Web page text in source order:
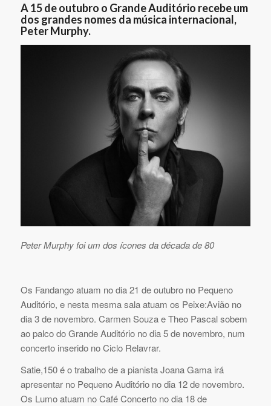
A 15 de outubro o Grande Auditório recebe um
dos grandes nomes da música internacional,
Peter Murphy.
Peter Murphy foi um dos ícones da década de 80
Os Fandango atuam no dia 21 de outubro no Pequeno
Auditório, e nesta mesma sala atuam os Peixe:Avião no
dia 3 de novembro. Carmen Souza e Theo Pascal sobem
ao palco do Grande Auditório no dia 5 de novembro, num
concerto inserido no Ciclo Relavrar.
Satie,150 é o trabalho de a pianista Joana Gama irá
apresentar no Pequeno Auditório no dia 12 de novembro.
Os Lumo atuam no Café Concerto no dia 18 de